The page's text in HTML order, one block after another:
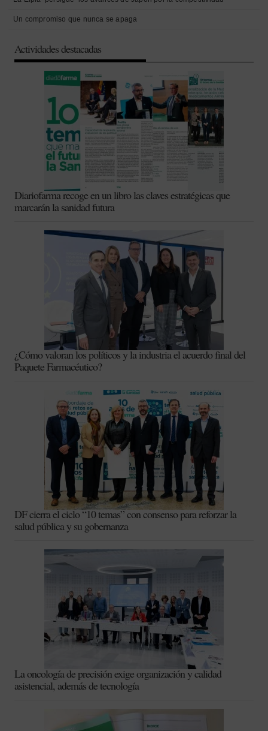
Un compromiso que nunca se apaga
Actividades destacadas
Diariofarma recoge en un libro las claves estratégicas que
marcarán la sanidad futura
¿Cómo valoran los políticos y la industria el acuerdo final del
Paquete Farmacéutico?
DF cierra el ciclo “10 temas” con consenso para reforzar la
salud pública y su gobernanza
La oncología de precisión exige organización y calidad
asistencial, además de tecnología